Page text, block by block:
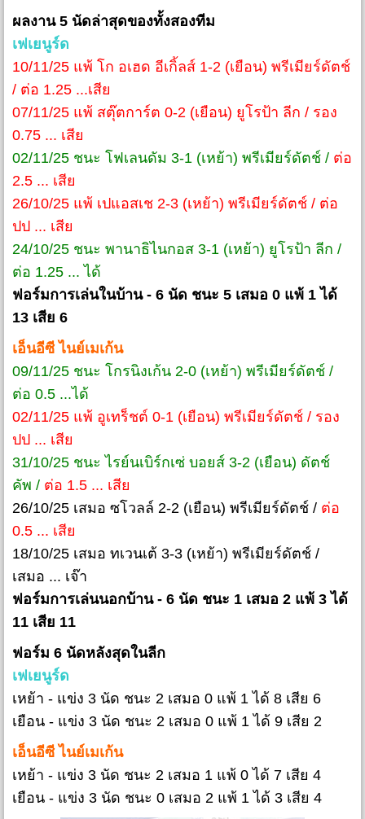
ผลงาน 5 นัดล่าสุดของทั้งสองทีม
เฟเยนูร์ด
10/11/25 แพ้ โก อเฮด อีเกิ้ลส์ 1-2 (เยือน) พรีเมียร์ดัตช์
/ ต่อ 1.25 ...เสีย
07/11/25 แพ้ สตุ๊ตการ์ต 0-2 (เยือน) ยูโรป้า ลีก / รอง
0.75 ... เสีย
02/11/25 ชนะ โฟเลนดัม 3-1 (เหย้า) พรีเมียร์ดัตช์ / ต่อ
2.5 ... เสีย
26/10/25 แพ้ เปแอสเช 2-3 (เหย้า) พรีเมียร์ดัตช์ / ต่อ
ปป ... เสีย
24/10/25 ชนะ พานาธิไนกอส 3-1 (เหย้า) ยูโรป้า ลีก /
ต่อ 1.25 ... ได้
ฟอร์มการเล่นในบ้าน - 6 นัด ชนะ 5 เสมอ 0 แพ้ 1 ได้
13 เสีย 6
เอ็นอีซี ไนย์เมเก้น
09/11/25 ชนะ โกรนิงเก้น 2-0 (เหย้า) พรีเมียร์ดัตช์ /
ต่อ 0.5 ...ได้
02/11/25 แพ้ อูเทร็ชต์ 0-1 (เยือน) พรีเมียร์ดัตช์ / รอง
ปป ... เสีย
31/10/25 ชนะ ไรย์นเบิร์กเซ่ บอยส์ 3-2 (เยือน) ดัตช์
คัพ / ต่อ 1.5 ... เสีย
26/10/25 เสมอ ซโวลล์ 2-2 (เยือน) พรีเมียร์ดัตช์ / ต่อ
0.5 ... เสีย
18/10/25 เสมอ ทเวนเต้ 3-3 (เหย้า) พรีเมียร์ดัตช์ /
เสมอ ... เจ๊า
ฟอร์มการเล่นนอกบ้าน - 6 นัด ชนะ 1 เสมอ 2 แพ้ 3 ได้
11 เสีย 11
ฟอร์ม 6 นัดหลังสุดในลีก
เฟเยนูร์ด
เหย้า - แข่ง 3 นัด ชนะ 2 เสมอ 0 แพ้ 1 ได้ 8 เสีย 6
เยือน - แข่ง 3 นัด ชนะ 2 เสมอ 0 แพ้ 1 ได้ 9 เสีย 2
เอ็นอีซี ไนย์เมเก้น
เหย้า - แข่ง 3 นัด ชนะ 2 เสมอ 1 แพ้ 0 ได้ 7 เสีย 4
เยือน - แข่ง 3 นัด ชนะ 0 เสมอ 2 แพ้ 1 ได้ 3 เสีย 4